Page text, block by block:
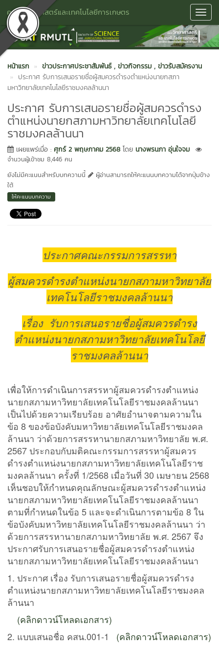
คณะวิทยาศาสตร์และเทคโนโลยีการเกษตร
หน้าแรก ข่าวประกาศประชาสัมพันธ์ , ข่าวกิจกรรม , ข่าวรับสมัครงาน
ประกาศ รับการเสนอรายชื่อผู้สมควรดำรงตำแหน่งนายกสภา
มหาวิทยาลัยเทคโนโลยีราชมงคลล้านนา
ประกาศ รับการเสนอรายชื่อผู้สมควรดำรง
ตำแหน่งนายกสภามหาวิทยาลัยเทคโนโลยี
ราชมงคลล้านนา
เผยแพร่เมื่อ : ศุกร์ 2 พฤษภาคม 2568 โดย นางพรนภา อุ่นใจจม
จำนวนผู้เข้าชม 8,446 คน
ยังไม่มีคะแนนสำหรับบทความนี้
ผู้อ่านสามารถให้คะแนนบทความได้จากปุ่มข้าง
ใต้
ให้คะแนนบทความ
ประกาศคณะกรรมการสรรหา
ผู้สมควรดำรงตำแหน่งนายกสภามหาวิทยาลัย
เทคโนโลยีราชมงคลล้านนา
เรื่อง รับการเสนอรายชื่อผู้สมควรดำรง
ตำแหน่งนายกสภามหาวิทยาลัยเทคโนโลยี
ราชมงคลล้านนา
เพื่อให้การดำเนินการสรรหาผู้สมควรดำรงตำแหน่ง
นายกสภามหาวิทยาลัยเทคโนโลยีราชมงคลล้านนา
เป็นไปด้วยความเรียบร้อย อาศัยอำนาจตามความใน
ข้อ 8 ของข้อบังคับมหาวิทยาลัยเทคโนโลยีราชมงคล
ล้านนา ว่าด้วยการสรรหานายกสภามหาวิทยาลัย พ.ศ.
2567 ประกอบกับมติคณะกรรมการสรรหาผู้สมควร
ดำรงตำแหน่งนายกสภามหาวิทยาลัยเทคโนโลยีราช
มงคลล้านนา ครั้งที่ 1/2568 เมื่อวันที่ 30 เมษายน 2568
เห็นชอบให้กำหนดคุณลักษณะผู้สมควรดำรงตำแหน่ง
นายกสภามหาวิทยาลัยเทคโนโลยีราชมงคลล้านนา
ตามที่กำหนดในข้อ 5 และจะดำเนินการตามข้อ 8 ใน
ข้อบังคับมหาวิทยาลัยเทคโนโลยีราชมงคลล้านนา ว่า
ด้วยการสรรหานายกสภามหาวิทยาลัย พ.ศ. 2567 จึง
ประกาศรับการเสนอรายชื่อผู้สมควรดำรงตำแหน่ง
นายกสภามหาวิทยาลัยเทคโนโลยีราชมงคลล้านนา
1. ประกาศ เรื่อง รับการเสนอรายชื่อผู้สมควรดำรง
ตำแหน่งนายกสภามหาวิทยาลัยเทคโนโลยีราชมงคล
ล้านนา
(คลิกดาวน์โหลดเอกสาร)
2. แบบเสนอชื่อ คสน.001-1 (คลิกดาวน์โหลดเอกสาร)